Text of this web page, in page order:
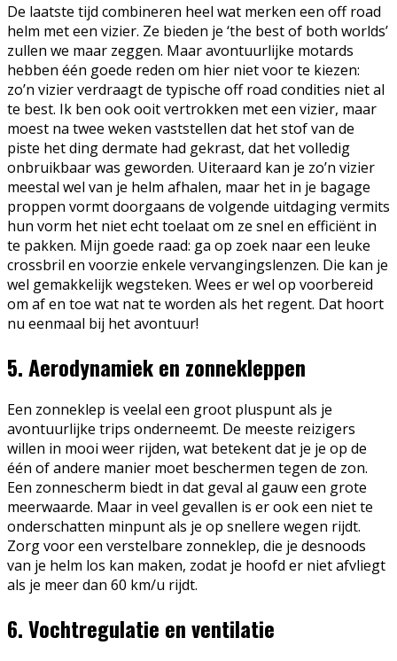
De laatste tijd combineren heel wat merken een off road
helm met een vizier. Ze bieden je ‘the best of both worlds’
zullen we maar zeggen. Maar avontuurlijke motards
hebben één goede reden om hier niet voor te kiezen:
zo’n vizier verdraagt de typische off road condities niet al
te best. Ik ben ook ooit vertrokken met een vizier, maar
moest na twee weken vaststellen dat het stof van de
piste het ding dermate had gekrast, dat het volledig
onbruikbaar was geworden. Uiteraard kan je zo’n vizier
meestal wel van je helm afhalen, maar het in je bagage
proppen vormt doorgaans de volgende uitdaging vermits
hun vorm het niet echt toelaat om ze snel en efficiënt in
te pakken. Mijn goede raad: ga op zoek naar een leuke
crossbril en voorzie enkele vervangingslenzen. Die kan je
wel gemakkelijk wegsteken. Wees er wel op voorbereid
om af en toe wat nat te worden als het regent. Dat hoort
nu eenmaal bij het avontuur!
5. Aerodynamiek en zonnekleppen
Een zonneklep is veelal een groot pluspunt als je
avontuurlijke trips onderneemt. De meeste reizigers
willen in mooi weer rijden, wat betekent dat je je op de
één of andere manier moet beschermen tegen de zon.
Een zonnescherm biedt in dat geval al gauw een grote
meerwaarde. Maar in veel gevallen is er ook een niet te
onderschatten minpunt als je op snellere wegen rijdt.
Zorg voor een verstelbare zonneklep, die je desnoods
van je helm los kan maken, zodat je hoofd er niet afvliegt
als je meer dan 60 km/u rijdt.
6. Vochtregulatie en ventilatie